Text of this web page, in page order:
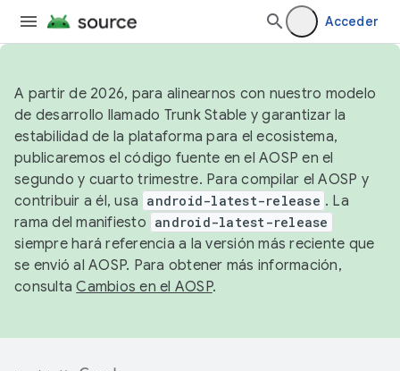
Acceder
A partir de 2026, para alinearnos con nuestro modelo
de desarrollo llamado Trunk Stable y garantizar la
estabilidad de la plataforma para el ecosistema,
publicaremos el código fuente en el AOSP en el
segundo y cuarto trimestre. Para compilar el AOSP y
contribuir a él, usa android-latest-release . La
rama del manifiesto android-latest-release
siempre hará referencia a la versión más reciente que
se envió al AOSP. Para obtener más información,
consultaCambios en el AOSP.